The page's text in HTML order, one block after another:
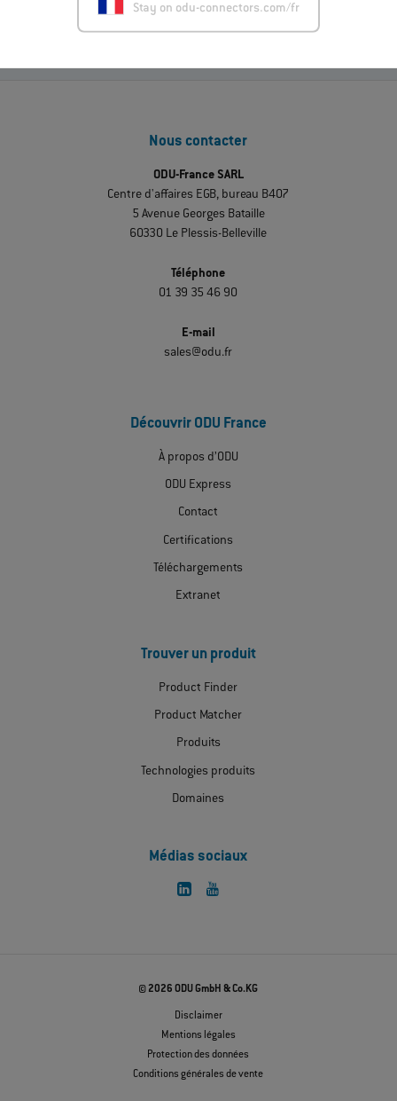
Stay on odu-connectors.com/fr
Nous contacter
ODU-France SARL
Centre d'affaires EGB, bureau B407
5 Avenue Georges Bataille
60330 Le Plessis-Belleville
Téléphone
01 39 35 46 90
E-mail
sales@odu.fr
Découvrir ODU France
À propos d’ODU
ODU Express
Contact
Certifications
Téléchargements
Extranet
Trouver un produit
Product Finder
Product Matcher
Produits
Technologies produits
Domaines
Médias sociaux
© 2026 ODU GmbH & Co.KG
Disclaimer
Mentions légales
Protection des données
Conditions générales de vente